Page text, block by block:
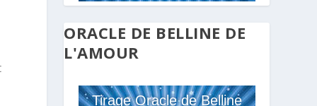
ORACLE DE BELLINE DE
L'AMOUR